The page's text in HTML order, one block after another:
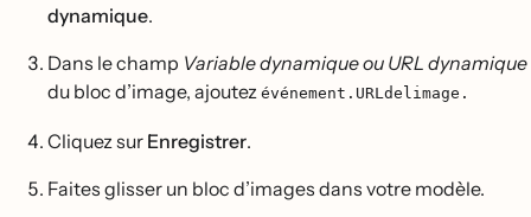
dynamique.
Dans le champ Variable dynamique ou URL dynamique
du bloc d’image, ajoutez événement.URLdelimage.
Cliquez sur Enregistrer.
Faites glisser un bloc d’images dans votre modèle.